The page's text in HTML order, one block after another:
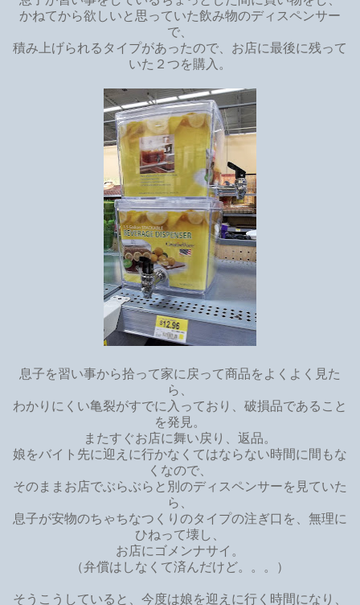
かねてから欲しいと思っていた飲み物のディスペンサー
で、
積み上げられるタイプがあったので、お店に最後に残って
いた２つを購入。
息子を習い事から拾って家に戻って商品をよくよく見た
ら、
わかりにくい亀裂がすでに入っており、破損品であること
を発見。
またすぐお店に舞い戻り、返品。
娘をバイト先に迎えに行かなくてはならない時間に間もな
くなので、
そのままお店でぶらぶらと別のディスペンサーを見ていた
ら、
息子が安物のちゃちなつくりのタイプの注ぎ口を、無理に
ひねって壊し、
お店にゴメンナサイ。
（弁償はしなくて済んだけど。。。）
そうこうしていると、今度は娘を迎えに行く時間になり、